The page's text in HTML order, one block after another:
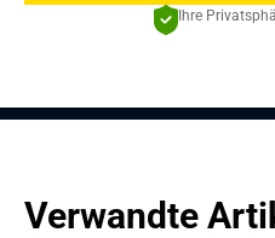
Ihre
Verwandte